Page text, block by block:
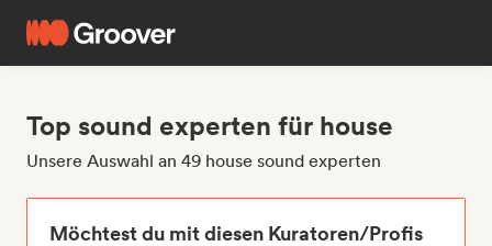
Top sound experten für house
Unsere Auswahl an 49 house sound experten
Möchtest du mit diesen Kuratoren/Profis